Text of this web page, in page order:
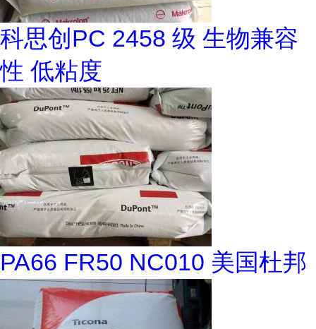
科思创PC 2458 级 生物兼容
性 低粘度
PA66 FR50 NC010 美国杜邦